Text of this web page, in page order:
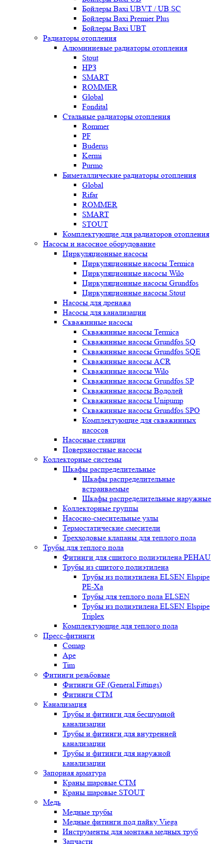
Бойлеры Baxi UBVT / UB SC
Бойлеры Baxi Premier Plus
Бойлеры Baxi UBT
Радиаторы отопления
Алюминиевые радиаторы отопления
Stout
НРЗ
SMART
ROMMER
Global
Fondital
Стальные радиаторы отопления
Rommer
PF
Buderus
Kermi
Purmo
Биметаллические радиаторы отопления
Global
Rifar
ROMMER
SMART
STOUT
Комплектующие для радиаторов отопления
Насосы и насосное оборудование
Циркуляционные насосы
Циркуляционные насосы Termica
Циркуляционные насосы Wilo
Циркуляционные насосы Grundfos
Циркуляционные насосы Stout
Насосы для дренажа
Насосы для канализации
Скважинные насосы
Скважинные насосы Termica
Скважинные насосы Grundfos SQ
Скважинные насосы Grundfos SQE
Скважинные насосы ACR
Скважинные насосы Wilo
Скважинные насосы Grundfos SP
Скважинные насосы Водолей
Скважинные насосы Unipump
Скважинные насосы Grundfos SPO
Комплектующие для скважинных
насосов
Насосные станции
Поверхностные насосы
Коллекторные системы
Шкафы распределительные
Шкафы распределительные
встраиваемые
Шкафы распределительные наружные
Коллекторные группы
Насосно-смесительные узлы
Термостатические смесители
Трехходовые клапаны для теплого пола
Трубы для теплого пола
Фитинги для сшитого полиэтилена PEHAU
Трубы из сшитого полиэтилена
Трубы из полиэтилена ELSEN Elspipe
PE-Xa
Трубы для теплого пола ELSEN
Трубы из полиэтилена ELSEN Elspipe
Triplex
Комплектующие для теплого пола
Пресс-фитинги
Comap
Ape
Tim
Фитинги резьбовые
Фитинги GF (General Fittings)
Фитинги CTM
Канализация
Трубы и фитинги для бесшумной
канализации
Трубы и фитинги для внутренней
канализации
Трубы и фитинги для наружной
канализации
Запорная арматура
Краны шаровые СТМ
Краны шаровые STOUT
Медь
Медные трубы
Медные фитинги под пайку Viega
Инструменты для монтажа медных труб
Запчасти